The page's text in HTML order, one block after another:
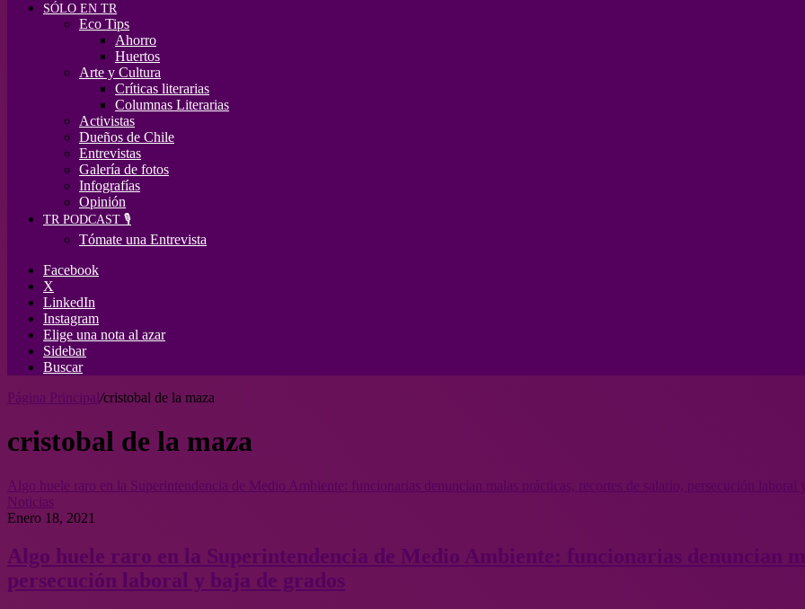
SÓLO EN TR
Eco Tips
Ahorro
Huertos
Arte y Cultura
Críticas literarias
Columnas Literarias
Activistas
Dueños de Chile
Entrevistas
Galería de fotos
Infografías
Opinión
TR PODCAST 🎙️
Tómate una Entrevista
Facebook
X
LinkedIn
Instagram
Elige una nota al azar
Sidebar
Buscar
/cristobal de la maza
cristobal de la maza
Algo huele raro en la Superintendencia de Medio Ambiente: funcionarias denuncian malas prácticas, recortes de salario, persecución laboral
Noticias
Enero 18, 2021
Algo huele raro en la Superintendencia de Medio Ambiente: funcionarias denuncian
persecución laboral y baja de grados